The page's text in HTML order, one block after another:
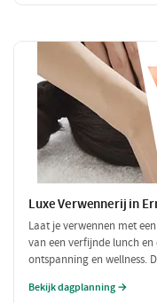
Luxe Verwennerij in
Laat je verwennen met
van een verfijnde lunch
ontspanning en wellness.
Bekijk dagplanning →